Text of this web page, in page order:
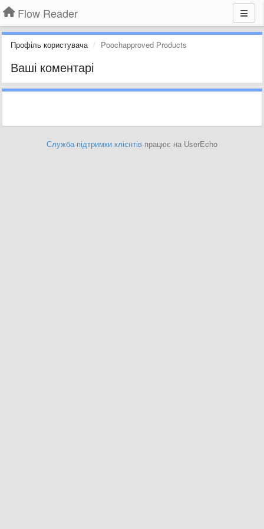
Flow Reader
Профіль користувача Poochapproved Products
Ваші коментарі
Служба підтримки клієнтів працює на UserEcho